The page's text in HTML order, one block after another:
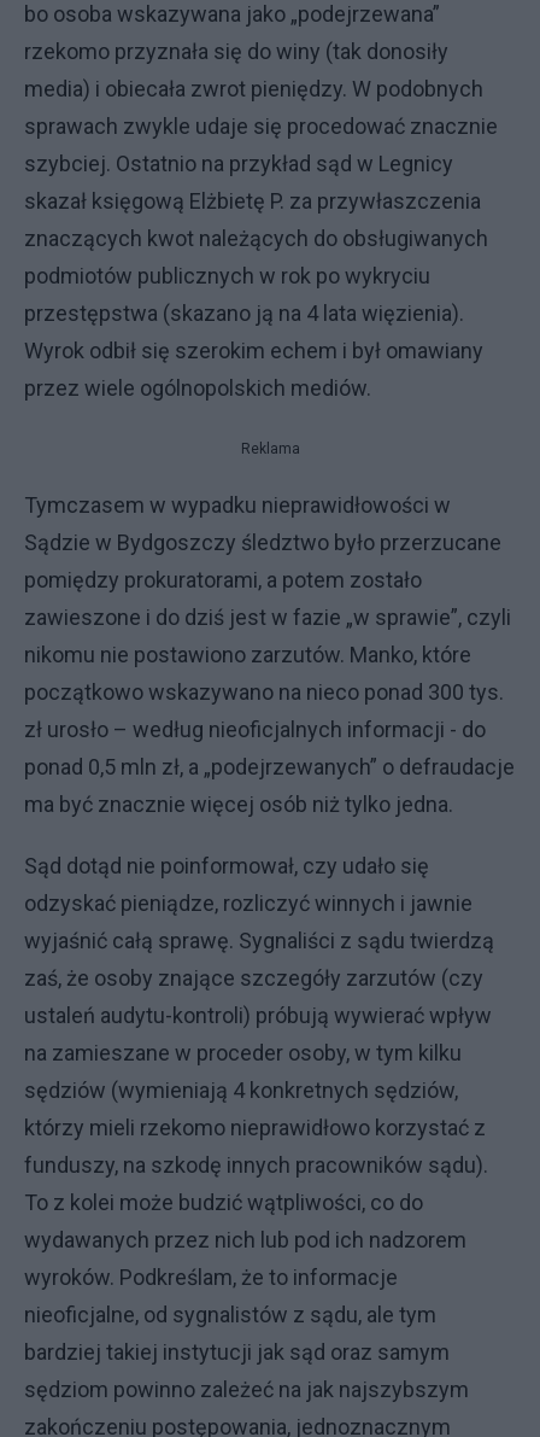
bo osoba wskazywana jako „podejrzewana”
rzekomo przyznała się do winy (tak donosiły
media) i obiecała zwrot pieniędzy. W podobnych
sprawach zwykle udaje się procedować znacznie
szybciej. Ostatnio na przykład sąd w Legnicy
skazał księgową Elżbietę P. za przywłaszczenia
znaczących kwot należących do obsługiwanych
podmiotów publicznych w rok po wykryciu
przestępstwa (skazano ją na 4 lata więzienia).
Wyrok odbił się szerokim echem i był omawiany
przez wiele ogólnopolskich mediów.
Reklama
Tymczasem w wypadku nieprawidłowości w
Sądzie w Bydgoszczy śledztwo było przerzucane
pomiędzy prokuratorami, a potem zostało
zawieszone i do dziś jest w fazie „w sprawie”, czyli
nikomu nie postawiono zarzutów. Manko, które
początkowo wskazywano na nieco ponad 300 tys.
zł urosło – według nieoficjalnych informacji - do
ponad 0,5 mln zł, a „podejrzewanych” o defraudacje
ma być znacznie więcej osób niż tylko jedna.
Sąd dotąd nie poinformował, czy udało się
odzyskać pieniądze, rozliczyć winnych i jawnie
wyjaśnić całą sprawę. Sygnaliści z sądu twierdzą
zaś, że osoby znające szczegóły zarzutów (czy
ustaleń audytu-kontroli) próbują wywierać wpływ
na zamieszane w proceder osoby, w tym kilku
sędziów (wymieniają 4 konkretnych sędziów,
którzy mieli rzekomo nieprawidłowo korzystać z
funduszy, na szkodę innych pracowników sądu).
To z kolei może budzić wątpliwości, co do
wydawanych przez nich lub pod ich nadzorem
wyroków. Podkreślam, że to informacje
nieoficjalne, od sygnalistów z sądu, ale tym
bardziej takiej instytucji jak sąd oraz samym
sędziom powinno zależeć na jak najszybszym
zakończeniu postępowania, jednoznacznym